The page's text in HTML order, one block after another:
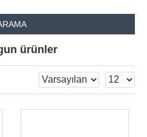
ürünler